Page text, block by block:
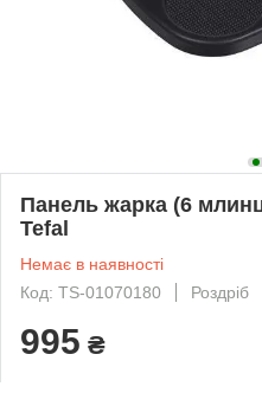
Панель жарка (6
Tefal
Немає в наявності
Код: TS-01070180
Роздріб
995 ₴